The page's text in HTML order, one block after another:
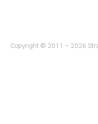
Copyright © 2011 – 2026